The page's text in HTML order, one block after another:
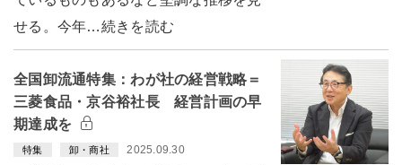
せる。今年…続きを読む
全国卸流通特集：わが社の経営戦略＝
三菱食品・京谷裕社長 経営計画の早
期達成を
特集 卸・商社 2025.09.30